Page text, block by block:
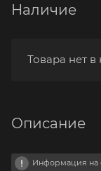
Наличие
Товара нет
Описание
Информация на